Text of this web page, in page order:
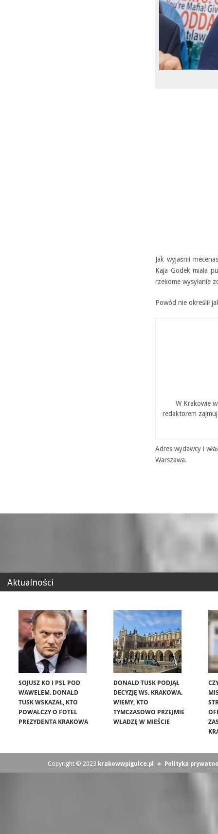
Jak wyjaśnił
Kaja Godek miała
rzekome wysyłanie
Powód nie określił
W Krakowie
redaktorem
Adres wydawcy i
Warszawa.
Aktualności
SOJUSZ KO I PSL POD
WAWELEM. DONALD
TUSK WSKAZAŁ, KTO
POWALCZY O FOTEL
PREZYDENTA KRAKOWA
DONALD TUSK PODJĄŁ
DECYZJĘ WS. KRAKOWA.
WIEMY, KTO
TYMCZASOWO PRZEJMIE
WŁADZĘ W MIEŚCIE
Copyright © 2023 krakowwpigulce.pl ∗ Polityka